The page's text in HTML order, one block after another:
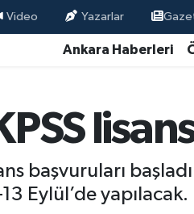
Video Yazarlar
Ankara Haberleri
başvuruları
13 Eylül’de yapılacak.